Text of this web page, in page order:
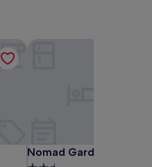
Nomad Gardet Hostel
Nomad Gardet Hostel